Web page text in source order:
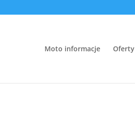
Moto informacje Oferty